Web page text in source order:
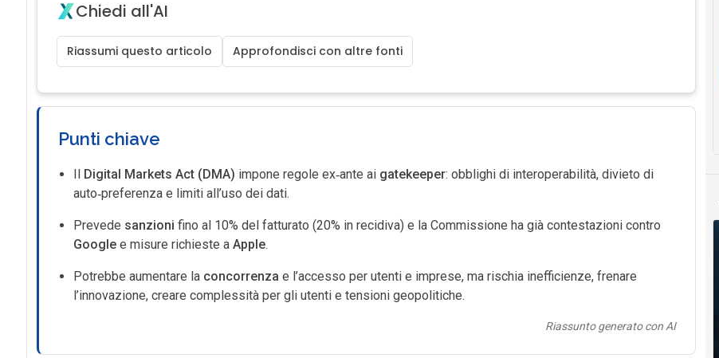
Chiedi all'AI
Riassumi questo articolo Approfondisci con altre fonti
Punti chiave
Il Digital Markets Act (DMA) impone regole ex‑ante ai gatekeeper: obblighi di interoperabilità, divieto di
auto‑preferenza e limiti all’uso dei dati.
Prevede sanzioni fino al 10% del fatturato (20% in recidiva) e la Commissione ha già contestazioni contro
Googlee misure richieste a Apple.
Potrebbe aumentare la concorrenza e l’accesso per utenti e imprese, ma rischia inefficienze, frenare
l’innovazione, creare complessità per gli utenti e tensioni geopolitiche.
Riassunto generato con AI